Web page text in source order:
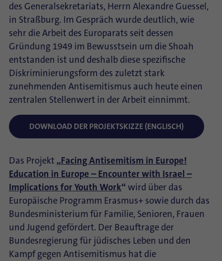
des Generalsekretariats, Herrn Alexandre Guessel,
in Straßburg. Im Gespräch wurde deutlich, wie
sehr die Arbeit des Europarats seit dessen
Gründung 1949 im Bewusstsein um die Shoah
entstanden ist und deshalb diese spezifische
Diskriminierungsform des zuletzt stark
zunehmenden Antisemitismus auch heute einen
zentralen Stellenwert in der Arbeit einnimmt.
DOWNLOAD DER PROJEKTSKIZZE (ENGLISCH)
Das Projekt „Facing Antisemitism in Europe!
Education in Europe – Encounter with Israel –
Implications for Youth Work“ wird über das
Europäische Programm Erasmus+ sowie durch das
Bundesministerium für Familie, Senioren, Frauen
und Jugend gefördert. Der Beauftrage der
Bundesregierung für jüdisches Leben und den
Kampf gegen Antisemitismus hat die